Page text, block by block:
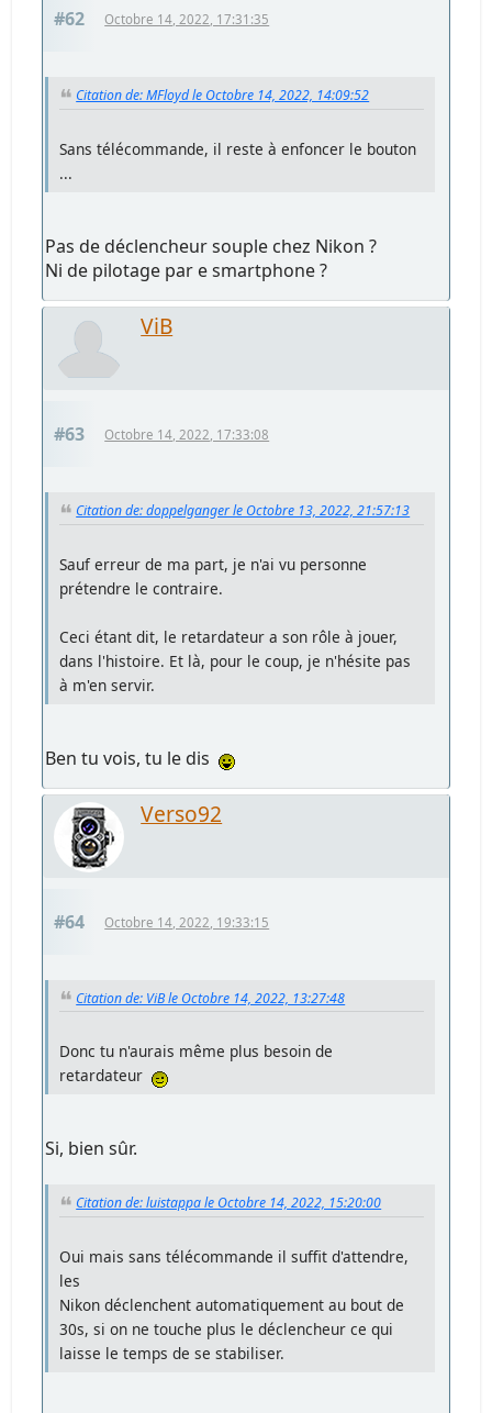
#62 Octobre 14, 2022, 17:31:35
Citation de: MFloyd le Octobre 14, 2022, 14:09:52
Sans télécommande, il reste à enfoncer le bouton
...
Pas de déclencheur souple chez Nikon ?
Ni de pilotage par e smartphone ?
ViB
#63 Octobre 14, 2022, 17:33:08
Citation de: doppelganger le Octobre 13, 2022, 21:57:13
Sauf erreur de ma part, je n'ai vu personne
prétendre le contraire.
Ceci étant dit, le retardateur a son rôle à jouer,
dans l'histoire. Et là, pour le coup, je n'hésite pas
à m'en servir.
Ben tu vois, tu le dis
Verso92
#64 Octobre 14, 2022, 19:33:15
Citation de: ViB le Octobre 14, 2022, 13:27:48
Donc tu n'aurais même plus besoin de
retardateur
Si, bien sûr.
Citation de: luistappa le Octobre 14, 2022, 15:20:00
Oui mais sans télécommande il suffit d'attendre,
les
Nikon déclenchent automatiquement au bout de
30s, si on ne touche plus le déclencheur ce qui
laisse le temps de se stabiliser.